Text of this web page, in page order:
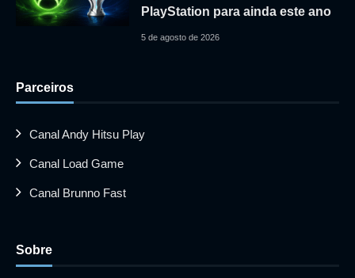
PlayStation para ainda este ano
5 de agosto de 2026
Parceiros
Canal Andy Hitsu Play
Canal Load Game
Canal Brunno Fast
Sobre